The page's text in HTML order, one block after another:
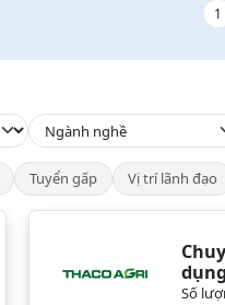
1
Tuyển gấp Vị trí lãnh đạo
Số